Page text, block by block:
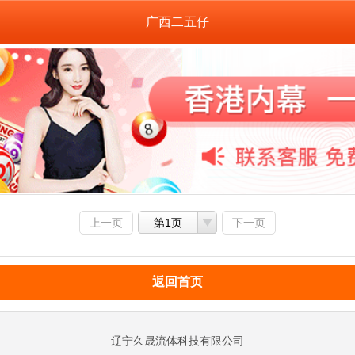
广西二五仔
上一页 第1页 下一页
返回首页
辽宁久晟流体科技有限公司